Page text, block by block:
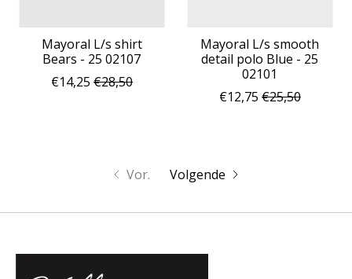
Mayoral L/s shirt
Bears - 25 02107
€14,25 €28,50
Mayoral L/s smooth
detail polo Blue - 25
02101
€12,75 €25,50
Vor. Volgende